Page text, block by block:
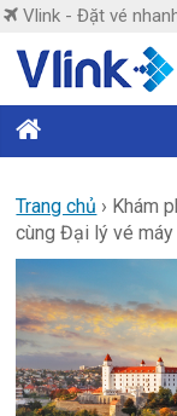
Skip
content
Vlink - Đặt vé
Vlink
nhanh,
đồng
hành
tận
tâm
Trang chủ › Khám
cùng Đại lý vé